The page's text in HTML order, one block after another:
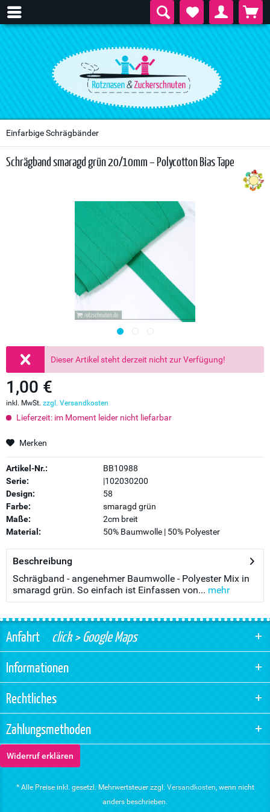
Einfarbige Schrägbänder
Schrägband smaragd grün 20/10mm – Polycotton Bias Tape
Dieser Artikel steht derzeit nicht zur Verfügung!
1,00 €
inkl. MwSt. zzgl. Versandkosten
Lieferzeit: im Moment leider nicht liefarbar
Merken
Artikel-Nr.:
BB10988
Serie:
|102030200
Design:
58
Farbe:
smaragd grün
Maße:
2cm breit
Material:
50% Baumwolle | 50% Polyester
Beschreibung
Schrägband - angenehmer Baumwolle - Polyester Mix in
smaragd grün. So einfach ist Einfassen von... mehr
Anfahrtclick > Google Maps
Informationen
Rechtliches
Zahlungsmethoden
Widerruf erklären
* Alle Preise inkl. gesetzl. Mehrwertsteuer zzgl. Versandkosten, wenn nicht
anders beschrieben.